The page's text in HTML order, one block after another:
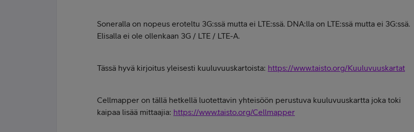
Soneralla on nopeus eroteltu 3G:ssä mutta ei LTE:ssä. DNA:lla on LTE:ssä mutta ei 3G:ssä.
Elisalla ei ole ollenkaan 3G / LTE / LTE-A.
Tässä hyvä kirjoitus yleisesti kuuluvuuskartoista: https://www.taisto.org/Kuuluvuuskartat
Cellmapper on tällä hetkellä luotettavin yhteisöön perustuva kuuluvuuskartta joka toki
kaipaa lisää mittaajia: https://www.taisto.org/Cellmapper